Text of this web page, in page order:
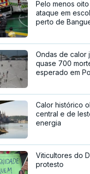
Pelo menos
ataque em
perto de
Ondas de calor
quase 700
esperado em
Calor histórico
central e de
energia
Viticultores do
protesto